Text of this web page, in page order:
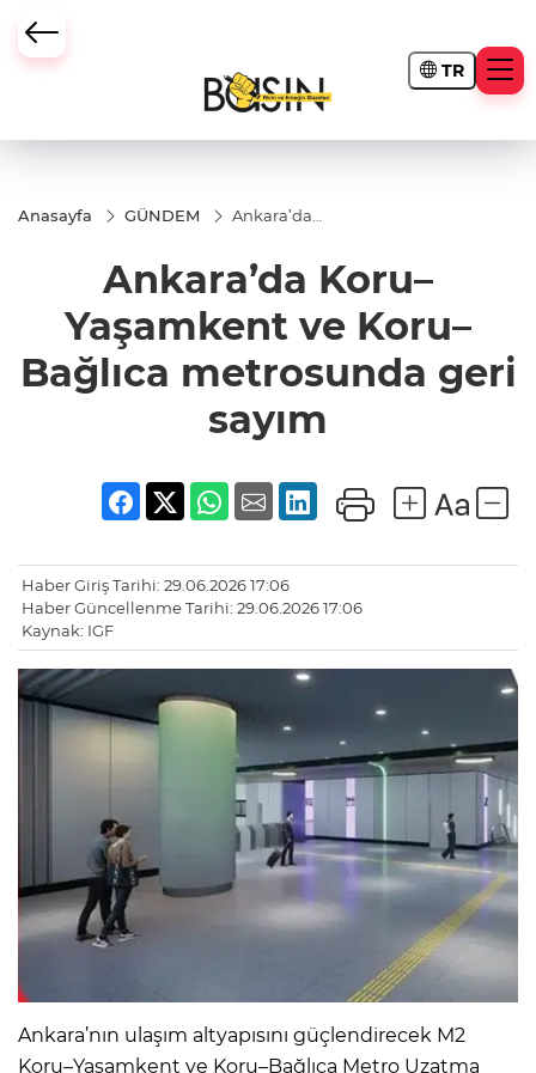
TR
Anasayfa GÜNDEM
Ankara’da
ve Koru–
Bağlıca
metrosunda
geri sayım
Ankara’da Koru–
Yaşamkent ve Koru–
Bağlıca metrosunda geri
sayım
Haber Giriş Tarihi: 29.06.2026 17:06
Haber Güncellenme Tarihi: 29.06.2026 17:06
Kaynak: IGF
Ankara’nın ulaşım altyapısını güçlendirecek M2
Koru–Yaşamkent ve Koru–Bağlıca Metro Uzatma